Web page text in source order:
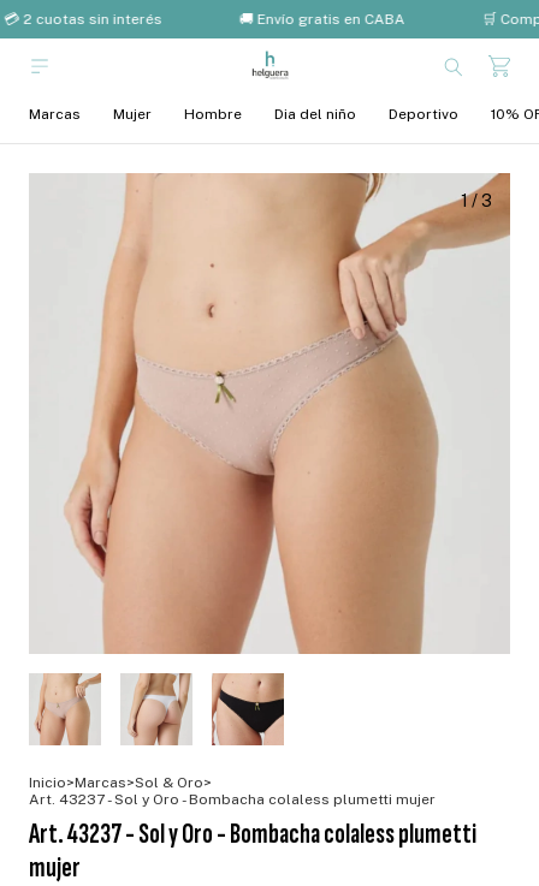
2 cuotas sin interés 🚚 Envío gratis en CABA 🛒
Marcas Mujer Hombre Dia del niño Deportivo 10%
1/3
Inicio>Marcas>Sol & Oro>
Art. 43237 - Sol y Oro - Bombacha colaless plumetti mujer
Art. 43237 - Sol y Oro - Bombacha colaless plumetti
mujer